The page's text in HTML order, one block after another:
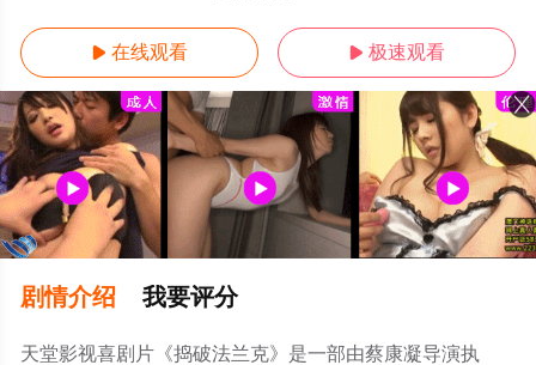
 在线观看  极速观看
剧情介绍 我要评分
天堂影视喜剧片《捣破法兰克》是一部由蔡康凝导演执